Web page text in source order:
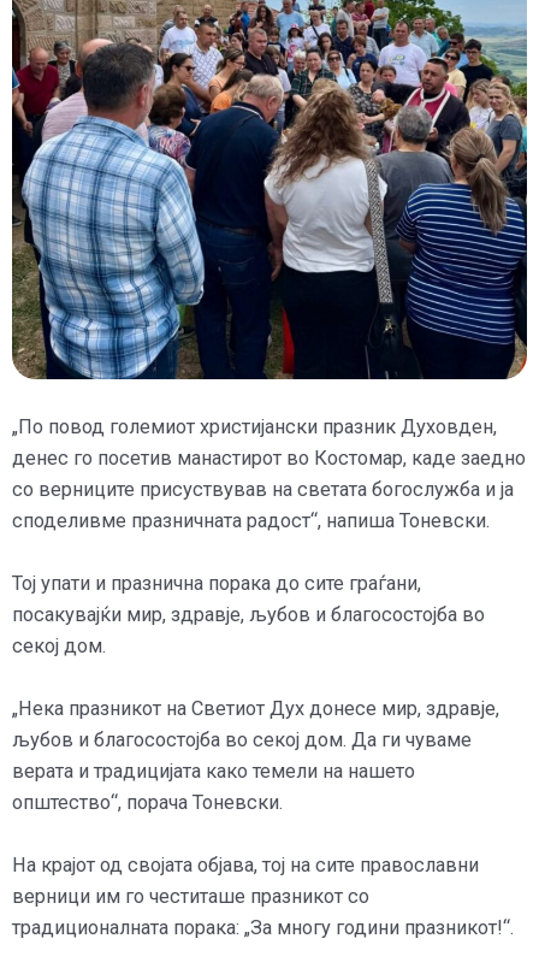
„По повод големиот христијански празник Духовден,
денес го посетив манастирот во Костомар, каде заедно
со верниците присуствував на светата богослужба и ја
споделивме празничната радост“, напиша Тоневски.
Тој упати и празнична порака до сите граѓани,
посакувајќи мир, здравје, љубов и благосостојба во
секој дом.
„Нека празникот на Светиот Дух донесе мир, здравје,
љубов и благосостојба во секој дом. Да ги чуваме
верата и традицијата како темели на нашето
општество“, порача Тоневски.
На крајот од својата објава, тој на сите православни
верници им го честиташе празникот со
традиционалната порака: „За многу години празникот!“.